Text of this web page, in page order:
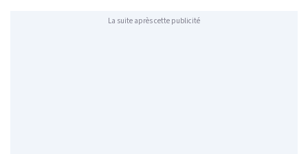
La suite après cette publicité